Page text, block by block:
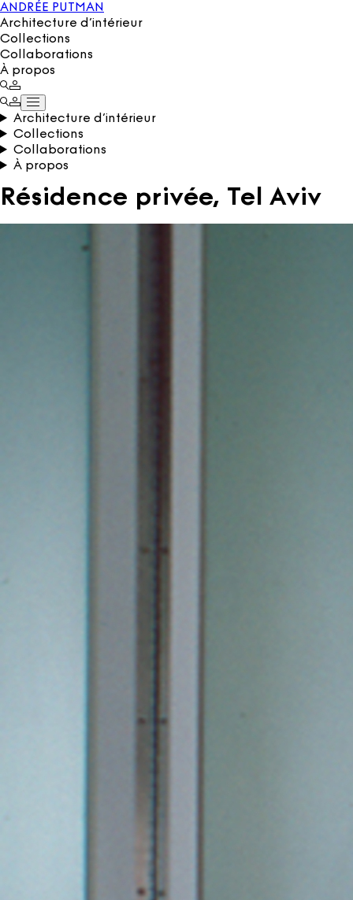
ANDRÉE PUTMAN
Architecture d’intérieur
Collections
Collaborations
À propos
Architecture d’intérieur
Collections
Collaborations
À propos
Résidence privée, Tel Aviv